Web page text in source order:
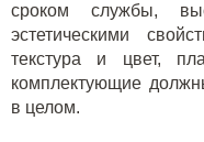
сроком службы,
эстетическими
текстура и цвет,
комплектующие
в целом.